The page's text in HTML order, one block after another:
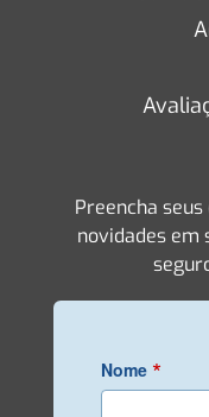
Preencha
novidades em
Nome *